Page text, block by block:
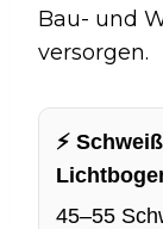
Bau- und
versorgen.
⚡
45–55